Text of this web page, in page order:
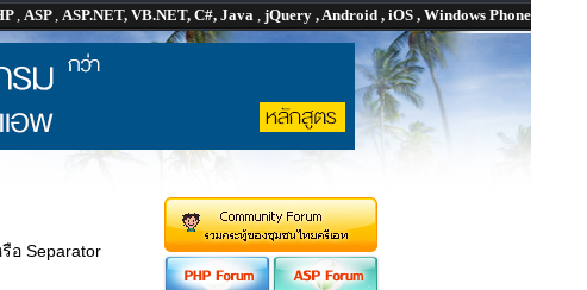
, ASP, ASP.NET, VB.NET, C#, Java , jQuery , Android , iOS , Windows Phone
อ Separator